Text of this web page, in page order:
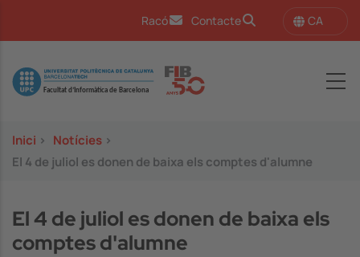
Racó Contacte CA
Image
Inici > Notícies >
El 4 de juliol es donen de baixa els comptes d'alumne
El 4 de juliol es donen de baixa els
comptes d'alumne